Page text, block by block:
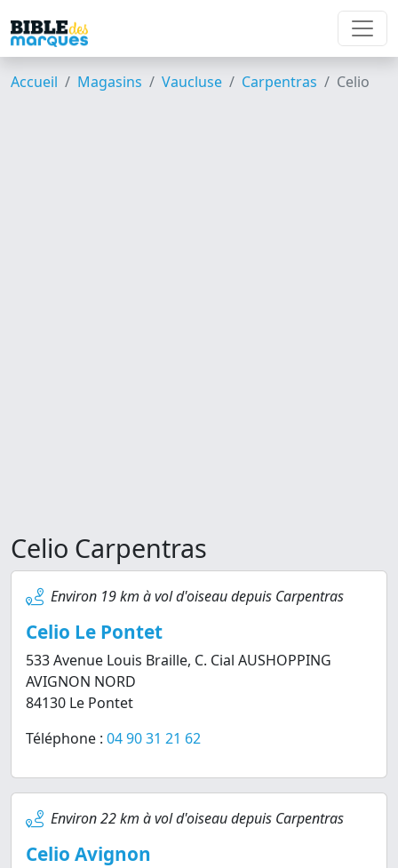
Accueil Magasins Vaucluse Carpentras Celio
Celio Carpentras
Environ 19 km à vol d'oiseau depuis Carpentras
Celio Le Pontet
533 Avenue Louis Braille, C. Cial AUSHOPPING
AVIGNON NORD
84130 Le Pontet
Téléphone : 04 90 31 21 62
Environ 22 km à vol d'oiseau depuis Carpentras
Celio Avignon